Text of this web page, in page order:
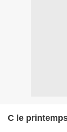
C le